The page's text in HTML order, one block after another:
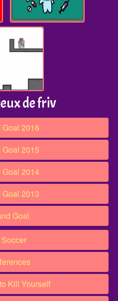
de friv
Goal 2016
Goal 2015
Goal 2014
Goal 2013
Goal
Kill Yourself